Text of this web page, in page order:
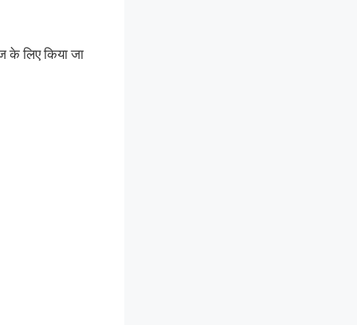
के लिए किया जा